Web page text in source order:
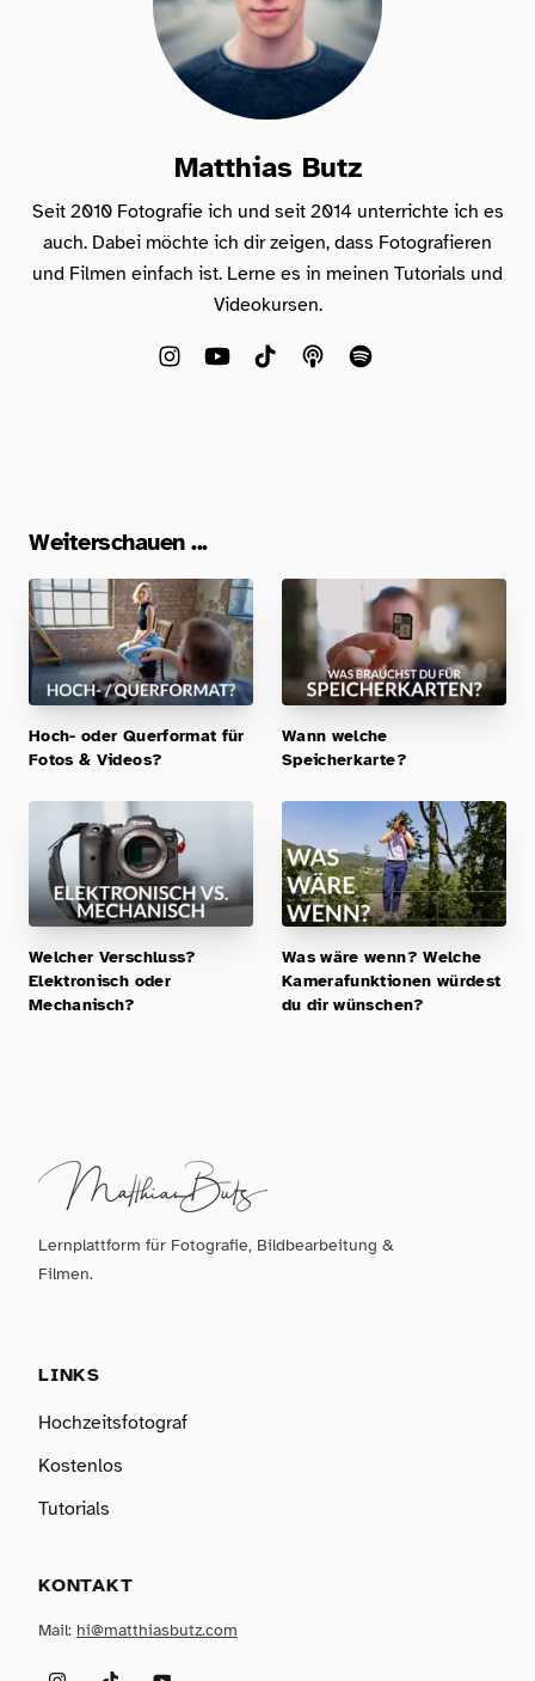
Matthias Butz
Seit 2010 Fotografie ich und seit 2014 unterrichte ich es
auch. Dabei möchte ich dir zeigen, dass Fotografieren
und Filmen einfach ist. Lerne es in meinen Tutorials und
Videokursen.
Weiterschauen ...
Hoch- oder Querformat für
Fotos & Videos?
Wann welche
Speicherkarte?
Welcher Verschluss?
Elektronisch oder
Mechanisch?
Was wäre wenn? Welche
Kamerafunktionen würdest
du dir wünschen?
Lernplattform für Fotografie, Bildbearbeitung &
Filmen.
LINKS
Hochzeitsfotograf
Kostenlos
Tutorials
KONTAKT
Mail: hi@matthiasbutz.com